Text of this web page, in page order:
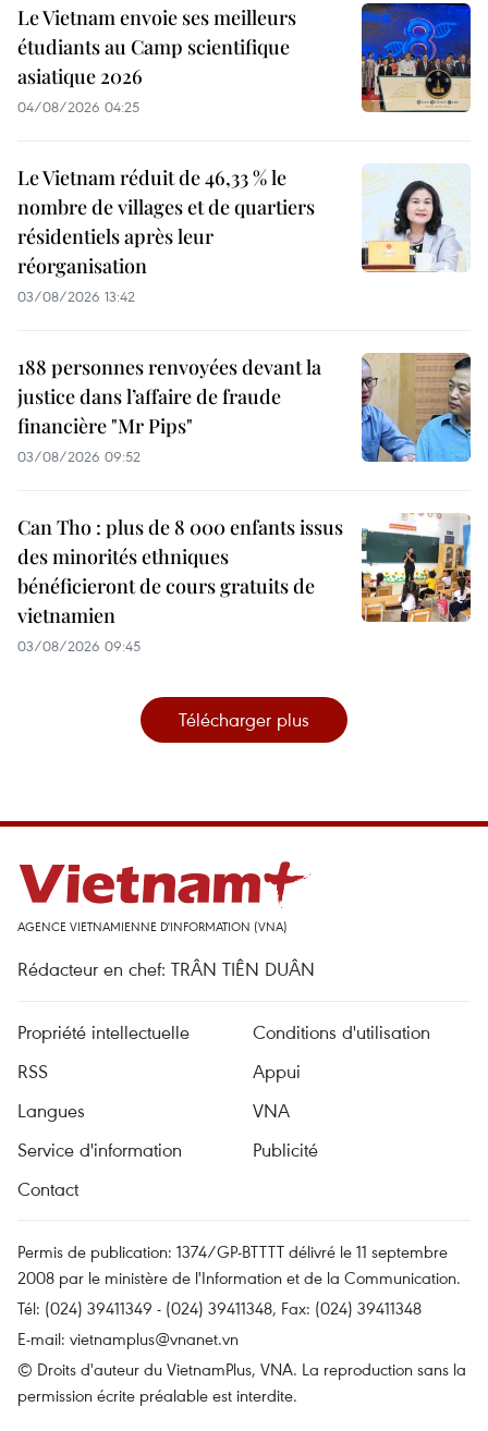
Le Vietnam envoie ses meilleurs
étudiants au Camp scientifique
asiatique 2026
04/08/2026 04:25
Le Vietnam réduit de 46,33 % le
nombre de villages et de quartiers
résidentiels après leur
réorganisation
03/08/2026 13:42
188 personnes renvoyées devant la
justice dans l’affaire de fraude
financière "Mr Pips"
03/08/2026 09:52
Can Tho : plus de 8 000 enfants issus
des minorités ethniques
bénéficieront de cours gratuits de
vietnamien
03/08/2026 09:45
Télécharger plus
AGENCE VIETNAMIENNE D'INFORMATION (VNA)
Rédacteur en chef: TRÂN TIÊN DUÂN
Propriété intellectuelle
Conditions d'utilisation
RSS
Appui
Langues
VNA
Service d'information
Publicité
Contact
Permis de publication: 1374/GP-BTTTT délivré le 11 septembre
2008 par le ministère de l'Information et de la Communication.
Tél: (024) 39411349 - (024) 39411348, Fax: (024) 39411348
E-mail: vietnamplus@vnanet.vn
© Droits d'auteur du VietnamPlus, VNA. La reproduction sans la
permission écrite préalable est interdite.